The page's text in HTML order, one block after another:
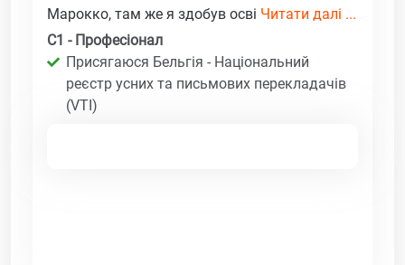
Марокко, там же я здобув осві Читати далі ...
C1 - Професіонал
Присягаюся Бельгія - Національний
реєстр усних та письмових перекладачів
(VTI)